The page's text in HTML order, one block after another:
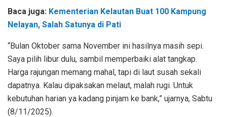
Baca juga: Kementerian Kelautan Buat 100 Kampung
Nelayan, Salah Satunya di Pati
“Bulan Oktober sama November ini hasilnya masih sepi.
Saya pilih libur dulu, sambil memperbaiki alat tangkap.
Harga rajungan memang mahal, tapi di laut susah sekali
dapatnya. Kalau dipaksakan melaut, malah rugi. Untuk
kebutuhan harian ya kadang pinjam ke bank,” ujarnya, Sabtu
(8/11/2025).